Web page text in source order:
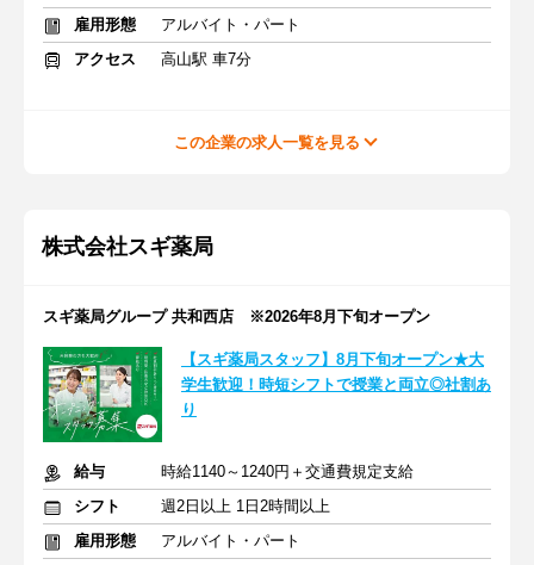
雇用形態
アルバイト・パート
アクセス
高山駅 車7分
この企業の求人一覧を見る
株式会社スギ薬局
スギ薬局グループ 共和西店 ※2026年8月下旬オープン
【スギ薬局スタッフ】8月下旬オープン★大
学生歓迎！時短シフトで授業と両立◎社割あ
り
給与
時給1140～1240円＋交通費規定支給
シフト
週2日以上 1日2時間以上
雇用形態
アルバイト・パート